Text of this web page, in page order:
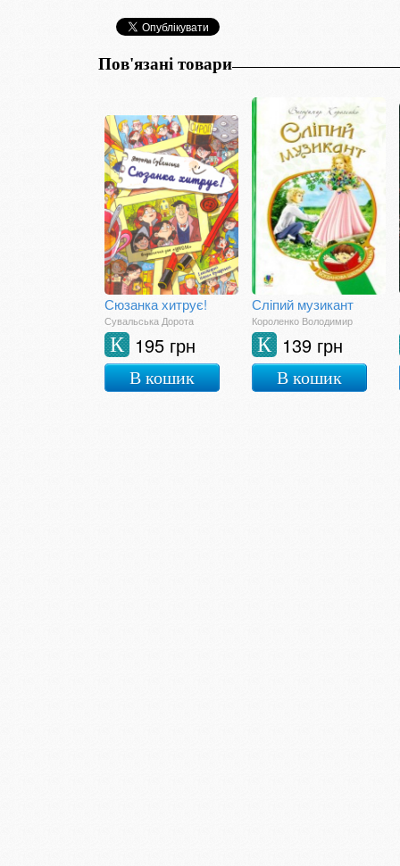
Пов'язані товари
Сюзанка хитрує!
Сувальська Дорота
195 грн
К
В кошик
Сліпий музикант
Короленко Володимир
139 грн
К
В кошик